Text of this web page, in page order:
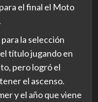
el final el Moto
la selección
título jugando en
pero logró el
el ascenso.
y el año que viene